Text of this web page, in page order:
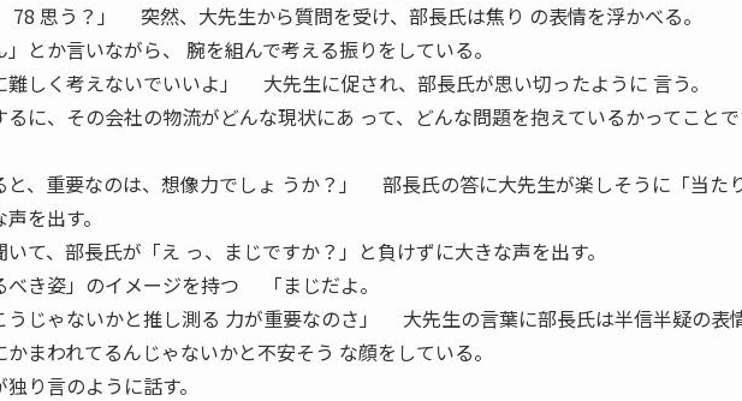
思う？」 突然、大先生から質問を受け、部長氏は焦り の表情を浮かべる。
」とか言いながら、 腕を組んで考える振りをしている。
しく考えないでいいよ」 大先生に促され、部長氏が思い切ったように 言う。
に、その会社の物流がどんな現状にあ って、どんな問題を抱えているかってこと
と、重要なのは、想像力でしょ うか？」 部長氏の答に大先生が楽しそうに「当たり
を出す。
いて、部長氏が「え っ、まじですか？」と負けずに大きな声を出す。
き姿」のイメージを持つ 「まじだよ。
うじゃないかと推し測る 力が重要なのさ」 大先生の言葉に部長氏は半信半疑の表
かまわれてるんじゃないかと不安そう な顔をしている。
り言のように話す。